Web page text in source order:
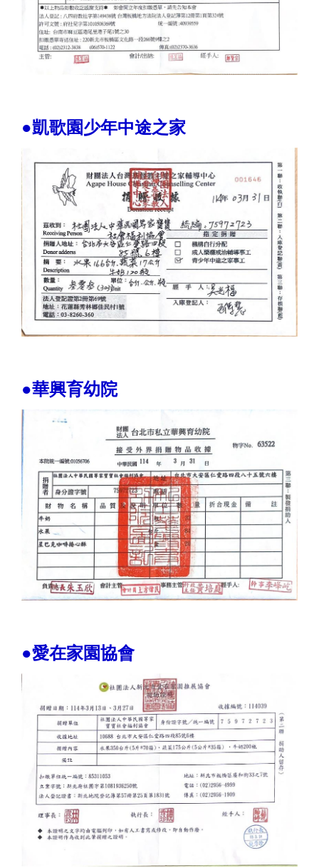
●凱歌園少年中途之家
●華興育幼院
●愛在家園協會